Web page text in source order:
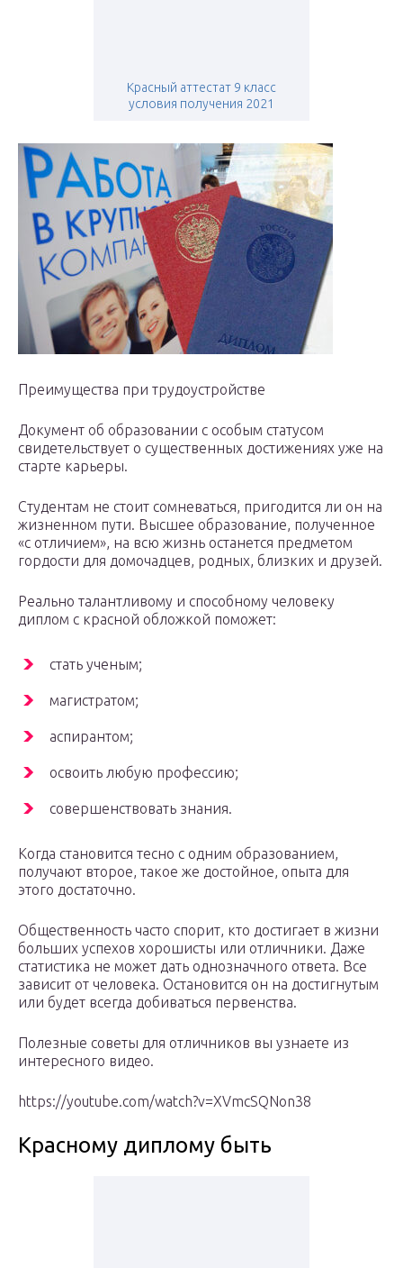
Красный аттестат 9 класс
условия получения 2021
Преимущества при трудоустройстве
Документ об образовании с особым статусом
свидетельствует о существенных достижениях уже на
старте карьеры.
Студентам не стоит сомневаться, пригодится ли он на
жизненном пути. Высшее образование, полученное
«с отличием», на всю жизнь останется предметом
гордости для домочадцев, родных, близких и друзей.
Реально талантливому и способному человеку
диплом с красной обложкой поможет:
стать ученым;
магистратом;
аспирантом;
освоить любую профессию;
совершенствовать знания.
Когда становится тесно с одним образованием,
получают второе, такое же достойное, опыта для
этого достаточно.
Общественность часто спорит, кто достигает в жизни
больших успехов хорошисты или отличники. Даже
статистика не может дать однозначного ответа. Все
зависит от человека. Остановится он на достигнутым
или будет всегда добиваться первенства.
Полезные советы для отличников вы узнаете из
интересного видео.
https://youtube.com/watch?v=XVmcSQNon38
Красному диплому быть